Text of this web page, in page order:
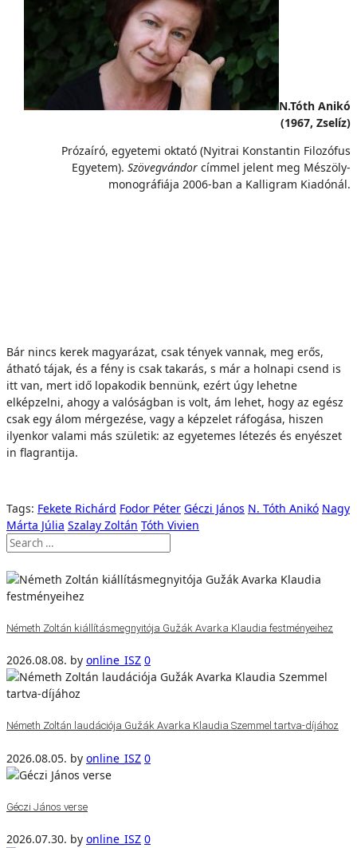
N.Tóth Anikó
(1967, Zselíz)
Prózaíró, egyetemi oktató (Nyitrai Konstantin Filozófus
Egyetem). Szövegvándor címmel jelent meg Mészöly-
monográfiája 2006-ban a Kalligram Kiadónál.
Bár nincs kerek magyarázat, csak tények vannak, meg erős,
átható tájak, és a fény is csak takarás, s már a holnapi csend is
itt van, mert idő lopakodik bennünk, ezért úgy lehetne
elképzelni, ahogy a valóságban is volt, ám lehet, hogy az egész
csak egy álom mérgezése, vagy a képzelet ráfogása, hiszen
ilyenkor valami más születik: az egyetemes létezés és enyészet
in flagrantija.
Tags: Fekete Richárd Fodor Péter Géczi János N. Tóth Anikó Nagy
Márta Júlia Szalay Zoltán Tóth Vivien
Németh Zoltán kiállításmegnyitója Gužák Avarka Klaudia festményeihez
2026.08.08. by online_ISZ 0
Németh Zoltán laudációja Gužák Avarka Klaudia Szemmel tartva-díjához
2026.08.05. by online_ISZ 0
Géczi János verse
2026.07.30. by online_ISZ 0